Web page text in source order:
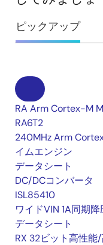
ピックアップ
RA Arm Cortex-M
RA6T2
240MHz Arm
イムエンジン
データシート
DC/DCコンバータ
ISL85410
ワイドVIN 1A同期
データシート
RX 32ビット高性能